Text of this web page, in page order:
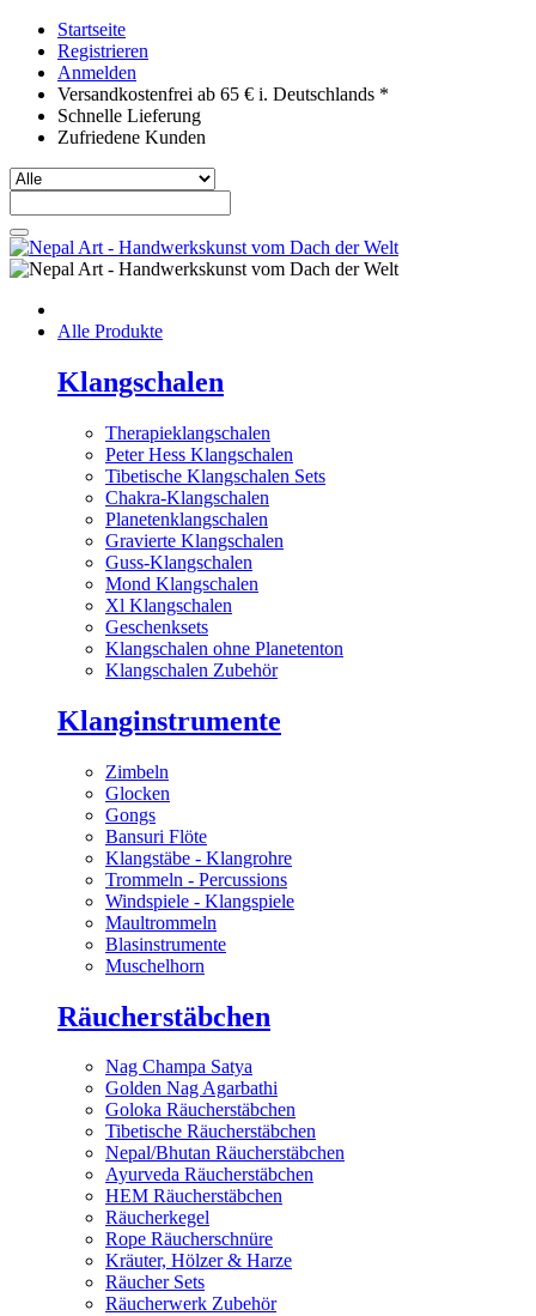
Startseite
Registrieren
Anmelden
Versandkostenfrei ab 65 € i. Deutschlands *
Schnelle Lieferung
Zufriedene Kunden
Alle Produkte
Klangschalen
Therapieklangschalen
Peter Hess Klangschalen
Tibetische Klangschalen Sets
Chakra-Klangschalen
Planetenklangschalen
Gravierte Klangschalen
Guss-Klangschalen
Mond Klangschalen
Xl Klangschalen
Geschenksets
Klangschalen ohne Planetenton
Klangschalen Zubehör
Klanginstrumente
Zimbeln
Glocken
Gongs
Bansuri Flöte
Klangstäbe - Klangrohre
Trommeln - Percussions
Windspiele - Klangspiele
Maultrommeln
Blasinstrumente
Muschelhorn
Räucherstäbchen
Nag Champa Satya
Golden Nag Agarbathi
Goloka Räucherstäbchen
Tibetische Räucherstäbchen
Nepal/Bhutan Räucherstäbchen
Ayurveda Räucherstäbchen
HEM Räucherstäbchen
Räucherkegel
Rope Räucherschnüre
Kräuter, Hölzer & Harze
Räucher Sets
Räucherwerk Zubehör